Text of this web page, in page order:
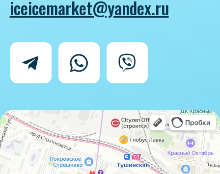
Политика конфиденциальности
IceIceMarket © 2025